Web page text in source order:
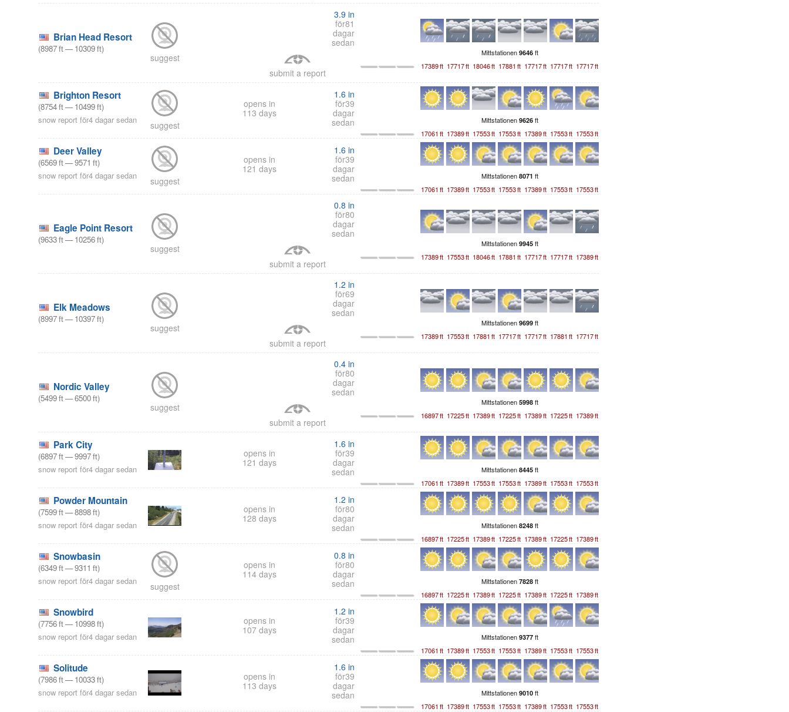
Brian Head Resort
(8987ft—10309ft)
suggest
3.9 in
för81
dagar
sedan
submit a report
Mittstationen 9646 ft
17389ft 17717ft 18046ft 17881 ft 17717ft 17717ft 17717ft
Brighton Resort
(8754ft—10499ft)
snow report för4 dagar sedan
suggest
opens in
113 days
1.6 in
för39
dagar
sedan
Mittstationen 9626 ft
17061 ft 17389ft 17553ft 17553ft 17389ft 17553ft 17553ft
Deer Valley
(6569ft—9571 ft)
snow report för4 dagar sedan
suggest
opens in
121 days
1.6 in
för39
dagar
sedan
Mittstationen 8071 ft
17061 ft 17389ft 17553ft 17553ft 17389ft 17553ft 17553ft
Eagle Point Resort
(9633ft—10256ft)
suggest
0.8 in
för80
dagar
sedan
submit a report
Mittstationen 9945 ft
17389ft 17553ft 18046ft 17881 ft 17717ft 17717ft 17389ft
Elk Meadows
(8997ft—10397ft)
suggest
1.2 in
för69
dagar
sedan
submit a report
Mittstationen 9699 ft
17389ft 17553ft 17881 ft 17717ft 17717ft 17881 ft 17717ft
Nordic Valley
(5499ft—6500ft)
suggest
0.4 in
för80
dagar
sedan
submit a report
Mittstationen 5998 ft
16897ft 17225ft 17389ft 17225ft 17389ft 17225ft 17389ft
Park City
(6897ft—9997ft)
snow report för4 dagar sedan
opens in
121 days
1.6 in
för39
dagar
sedan
Mittstationen 8445 ft
17061 ft 17389ft 17553ft 17553ft 17389ft 17553ft 17553ft
Powder Mountain
(7599ft—8898ft)
snow report för4 dagar sedan
opens in
128 days
1.2 in
för80
dagar
sedan
Mittstationen 8248 ft
16897ft 17225ft 17389ft 17225ft 17389ft 17225ft 17389ft
Snowbasin
(6349ft—9311 ft)
snow report för4 dagar sedan
suggest
opens in
114 days
0.8 in
för80
dagar
sedan
Mittstationen 7828 ft
16897ft 17225ft 17389ft 17225ft 17389ft 17225ft 17389ft
Snowbird
(7756ft—10998ft)
snow report för4 dagar sedan
opens in
107 days
1.2 in
för39
dagar
sedan
Mittstationen 9377 ft
17061 ft 17389ft 17553ft 17553ft 17389ft 17553ft 17553ft
Solitude
(7986ft—10033ft)
snow report för4 dagar sedan
opens in
113 days
1.6 in
för39
dagar
sedan
Mittstationen 9010 ft
17061 ft 17389ft 17553ft 17553ft 17389ft 17553ft 17553ft